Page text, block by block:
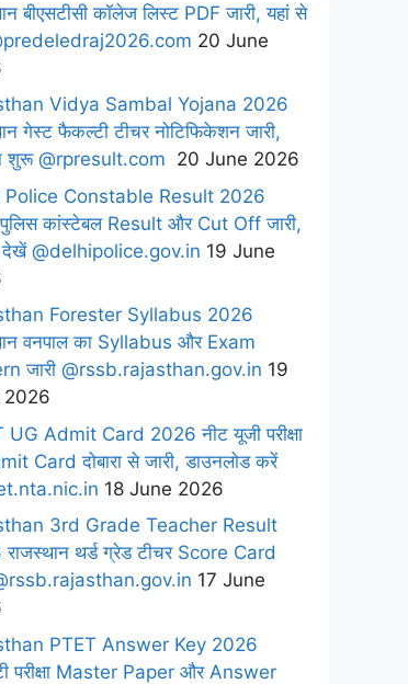
बीएसटीसी कॉलेज लिस्ट PDF जारी, यहां से
20 June
Vidya Sambal Yojana 2026
गेस्ट फैकल्टी टीचर नोटिफिकेशन जारी,
शुरू @rpresult.com
20 June 2026
Police Constable Result 2026
पुलिस कांस्टेबल Result और Cut Off जारी,
देखें @delhipolice.gov.in 19 June
Forester Syllabus 2026
वनपाल का Syllabus और Exam
जारी @rssb.rajasthan.gov.in 19
2026
UG Admit Card 2026 नीट यूजी परीक्षा
Card दोबारा से जारी, डाउनलोड करें
18 June 2026
3rd Grade Teacher Result
थर्ड ग्रेड टीचर Score Card
17 June
PTET Answer Key 2026
परीक्षा Master Paper और Answer